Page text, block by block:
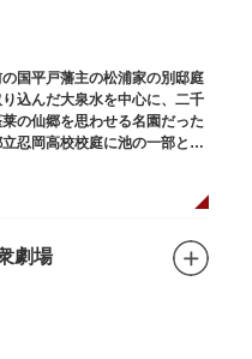
国平戸藩主の松浦家の別邸庭
込んだ大泉水を中心に、二千
の仙郷を思わせる名園だった
忍岡高校校庭に池の一部と都
。
劇場